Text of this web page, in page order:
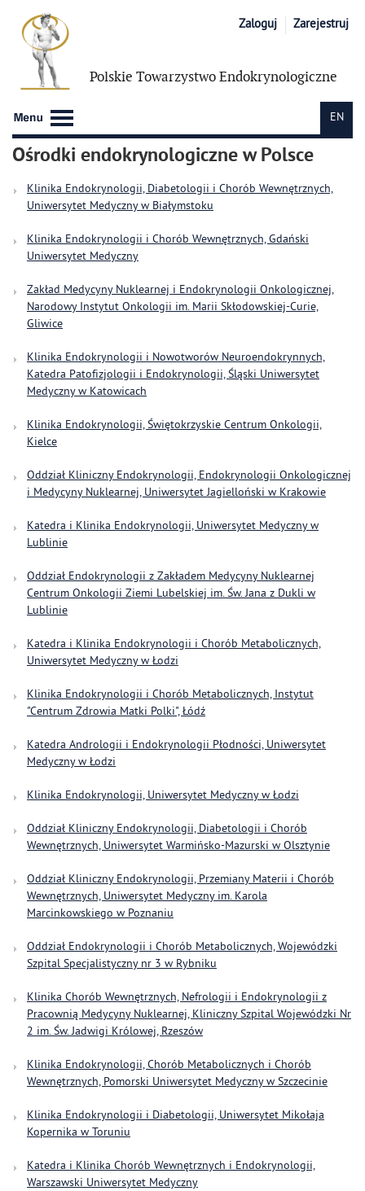
Polskie Towarzystwo Endokrynologiczne
Zaloguj Zarejestruj
EN
Ośrodki endokrynologiczne w Polsce
Klinika Endokrynologii, Diabetologii i Chorób Wewnętrznych,
Uniwersytet Medyczny w Białymstoku
Klinika Endokrynologii i Chorób Wewnętrznych, Gdański
Uniwersytet Medyczny
Zakład Medycyny Nuklearnej i Endokrynologii Onkologicznej,
Narodowy Instytut Onkologii im. Marii Skłodowskiej-Curie,
Gliwice
Klinika Endokrynologii i Nowotworów Neuroendokrynnych,
Katedra Patofizjologii i Endokrynologii, Śląski Uniwersytet
Medyczny w Katowicach
Klinika Endokrynologii, Świętokrzyskie Centrum Onkologii,
Kielce
Oddział Kliniczny Endokrynologii, Endokrynologii Onkologicznej
i Medycyny Nuklearnej, Uniwersytet Jagielloński w Krakowie
Katedra i Klinika Endokrynologii, Uniwersytet Medyczny w
Lublinie
Oddział Endokrynologii z Zakładem Medycyny Nuklearnej
Centrum Onkologii Ziemi Lubelskiej im. Św. Jana z Dukli w
Lublinie
Katedra i Klinika Endokrynologii i Chorób Metabolicznych,
Uniwersytet Medyczny w Łodzi
Klinika Endokrynologii i Chorób Metabolicznych, Instytut
"Centrum Zdrowia Matki Polki", Łódź
Katedra Andrologii i Endokrynologii Płodności, Uniwersytet
Medyczny w Łodzi
Klinika Endokrynologii, Uniwersytet Medyczny w Łodzi
Oddział Kliniczny Endokrynologii, Diabetologii i Chorób
Wewnętrznych, Uniwersytet Warmińsko-Mazurski w Olsztynie
Oddział Kliniczny Endokrynologii, Przemiany Materii i Chorób
Wewnętrznych, Uniwersytet Medyczny im. Karola
Marcinkowskiego w Poznaniu
Oddział Endokrynologii i Chorób Metabolicznych, Wojewódzki
Szpital Specjalistyczny nr 3 w Rybniku
Klinika Chorób Wewnętrznych, Nefrologii i Endokrynologii z
Pracownią Medycyny Nuklearnej, Kliniczny Szpital Wojewódzki Nr
2 im. Św. Jadwigi Królowej, Rzeszów
Klinika Endokrynologii, Chorób Metabolicznych i Chorób
Wewnętrznych, Pomorski Uniwersytet Medyczny w Szczecinie
Klinika Endokrynologii i Diabetologii, Uniwersytet Mikołaja
Kopernika w Toruniu
Katedra i Klinika Chorób Wewnętrznych i Endokrynologii,
Warszawski Uniwersytet Medyczny